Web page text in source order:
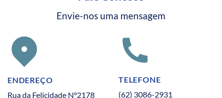
Envie-nos uma mensagem
ENDEREÇO
Rua da Felicidade N°2178
TELEFONE
(62) 3086-2931